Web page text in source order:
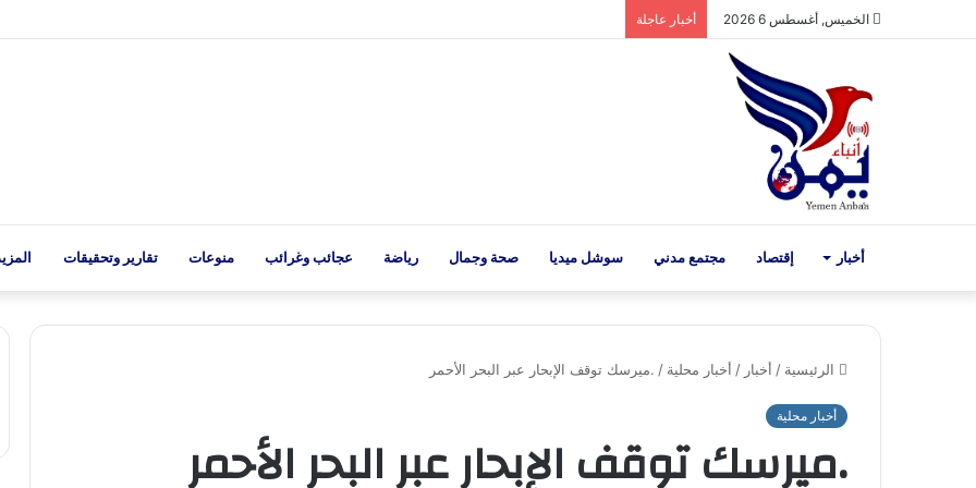
الخميس, أغسطس 6 2026 أخبار عاجلة
أخبار إقتصاد مجتمع مدني سوشل ميديا صحة وجمال رياضة عجائب وغرائب منوعات تقارير وتحقيقات
الرئيسية / أخبار / أخبار محلية / .ميرسك توقف الإبحار عبر البحر الأحمر
أخبار محلية
.ميرسك توقف الإبحار عبر البحر الأحمر